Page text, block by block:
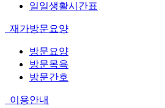
일일생활시간표
재가방문요양
방문요양
방문목욕
방문간호
이용안내